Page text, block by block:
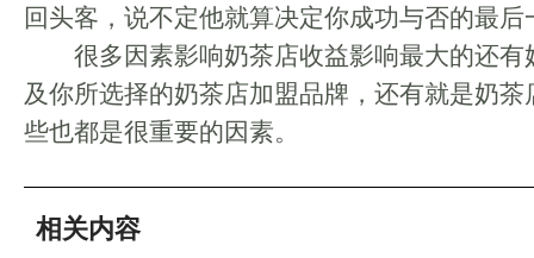
回头客，说不定他就算决定你成功与否的最后
很多因素影响奶茶店收益影响最大的还有
及你所选择的奶茶店加盟品牌，还有就是奶
些也都是很重要的因素。
相关内容